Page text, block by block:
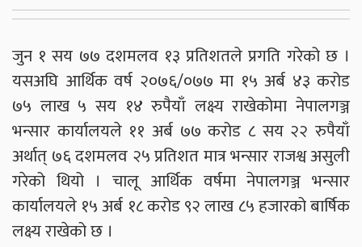
जुन १ सय ७७ दशमलव १३ प्रतिशतले प्रगति गरेको छ ।
यसअघि आर्थिक वर्ष २०७६/०७७ मा १५ अर्ब ४३ करोड
७५ लाख ५ सय १४ रुपैयाँ लक्ष्य राखेकोमा नेपालगञ्ज
भन्सार कार्यालयले ११ अर्ब ७७ करोड ८ सय २२ रुपैयाँ
अर्थात् ७६ दशमलव २५ प्रतिशत मात्र भन्सार राजश्व असुली
गरेको थियो । चालू आर्थिक वर्षमा नेपालगञ्ज भन्सार
कार्यालयले १५ अर्ब १८ करोड ९२ लाख ८५ हजारको बार्षिक
लक्ष्य राखेको छ ।